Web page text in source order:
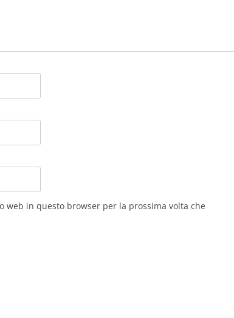
web in questo browser per la prossima volta che